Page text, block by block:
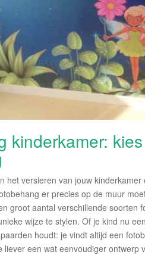
kinderkamer:
het versieren van jouw
er precies op de muur
groot aantal verschillende
wijze te stylen. Of je kind nu
houdt: je vindt altijd een
liever een wat eenvoudiger